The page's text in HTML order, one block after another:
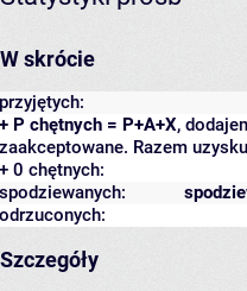
W skrócie
przyjętych:
+ P chętnych = P+A+X,
zaakceptowane. Razem
+ 0 chętnych:
spodziewanych:
odrzuconych:
Szczegóły